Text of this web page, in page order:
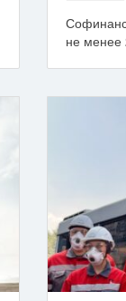
не менее